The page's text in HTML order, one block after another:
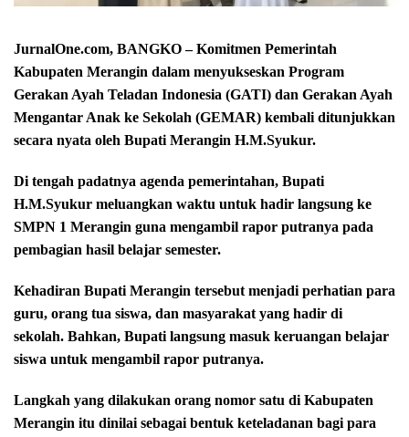
JurnalOne.com, BANGKO – Komitmen Pemerintah
Kabupaten Merangin dalam menyukseskan Program
Gerakan Ayah Teladan Indonesia (GATI) dan Gerakan Ayah
Mengantar Anak ke Sekolah (GEMAR) kembali ditunjukkan
secara nyata oleh Bupati Merangin H.M.Syukur.
Di tengah padatnya agenda pemerintahan, Bupati
H.M.Syukur meluangkan waktu untuk hadir langsung ke
SMPN 1 Merangin guna mengambil rapor putranya pada
pembagian hasil belajar semester.
Kehadiran Bupati Merangin tersebut menjadi perhatian para
guru, orang tua siswa, dan masyarakat yang hadir di
sekolah. Bahkan, Bupati langsung masuk keruangan belajar
siswa untuk mengambil rapor putranya.
Langkah yang dilakukan orang nomor satu di Kabupaten
Merangin itu dinilai sebagai bentuk keteladanan bagi para